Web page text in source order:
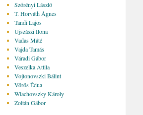
Szörényi László
T. Horváth Ágnes
Tandi Lajos
Újszászi Ilona
Vadas Máté
Vajda Tamás
Váradi Gábor
Veszelka Attila
Vojtonovszki Bálint
Vörös Édua
Wlachovszky Károly
Zoltán Gábor